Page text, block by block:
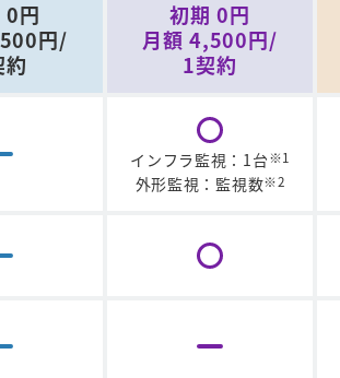
0円
円/
初期 0円
月額 4,500円/
1契約
インフラ監視：1台※1
外形監視：監視数※2